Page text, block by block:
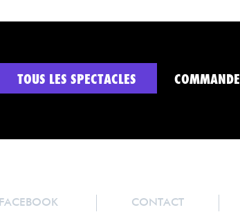
TOUS LES SPECTACLES COMMANDE
FACEBOOK CONTACT